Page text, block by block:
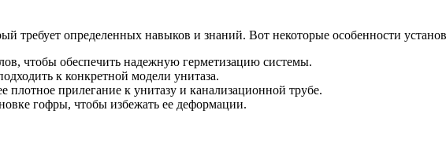
требует определенных навыков и знаний. Вот некоторые особенности
чтобы обеспечить надежную герметизацию системы.
к конкретной модели унитаза.
прилегание к унитазу и канализационной трубе.
гофры, чтобы избежать ее деформации.